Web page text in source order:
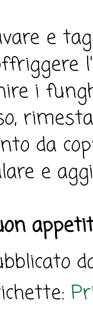
e
i
da
e